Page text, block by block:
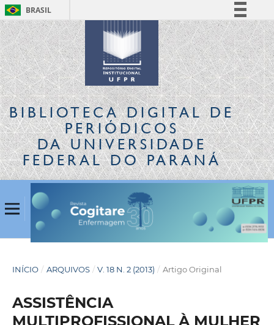
BRASIL
Simplifique!
Comunica BR
Participe
Acesso à informação
Legislação
Canais
BIBLIOTECA DIGITALDE
PERIÓDICOS
DA UNIVERSIDADE
FEDERAL DO PARANÁ
INÍCIO / ARQUIVOS / V. 18 N. 2 (2013) / Artigo Original
ASSISTÊNCIA
MULTIPROFISSIONAL À MULHER